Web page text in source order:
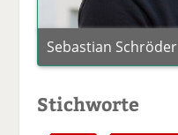
Sebastian Schröder
Stichworte